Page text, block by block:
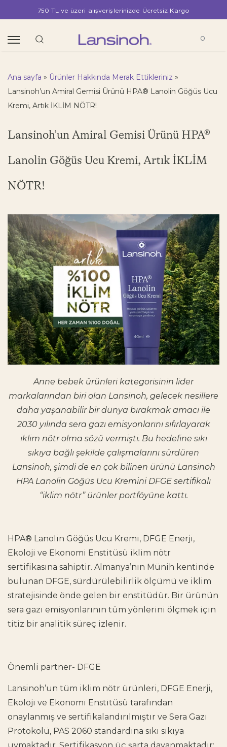
750 TL ve üzeri alışverişlerinizde Ücretsiz Kargo
0
Ana sayfa » Ürünler Hakkında Merak Ettikleriniz »
Lansinoh’un Amiral Gemisi Ürünü HPA® Lanolin Göğüs Ucu
Kremi, Artık İKLİM NÖTR!
Lansinoh’un Amiral Gemisi Ürünü HPA®
Lanolin Göğüs Ucu Kremi, Artık İKLİM
NÖTR!
Anne bebek ürünleri kategorisinin lider
markalarından biri olan Lansinoh, gelecek nesillere
daha yaşanabilir bir dünya bırakmak amacı ile
2030 yılında sera gazı emisyonlarını sıfırlayarak
iklim nötr olma sözü vermişti. Bu hedefine sıkı
sıkıya bağlı şekilde çalışmalarını sürdüren
Lansinoh, şimdi de en çok bilinen ürünü Lansinoh
HPA Lanolin Göğüs Ucu Kremini DFGE sertifikalı
“iklim nötr” ürünler portföyüne kattı.
HPA® Lanolin Göğüs Ucu Kremi, DFGE Enerji,
Ekoloji ve Ekonomi Enstitüsü iklim nötr
sertifikasına sahiptir. Almanya’nın Münih kentinde
bulunan DFGE, sürdürülebilirlik ölçümü ve iklim
stratejisinde önde gelen bir enstitüdür. Bir ürünün
sera gazı emisyonlarının tüm yönlerini ölçmek için
titiz bir analitik süreç izlenir.
Önemli partner- DFGE
Lansinoh’un tüm iklim nötr ürünleri, DFGE Enerji,
Ekoloji ve Ekonomi Enstitüsü tarafından
onaylanmış ve sertifikalandırılmıştır ve Sera Gazı
Protokolü, PAS 2060 standardına sıkı sıkıya